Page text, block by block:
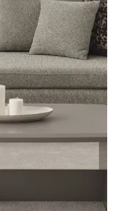
Edilmesi